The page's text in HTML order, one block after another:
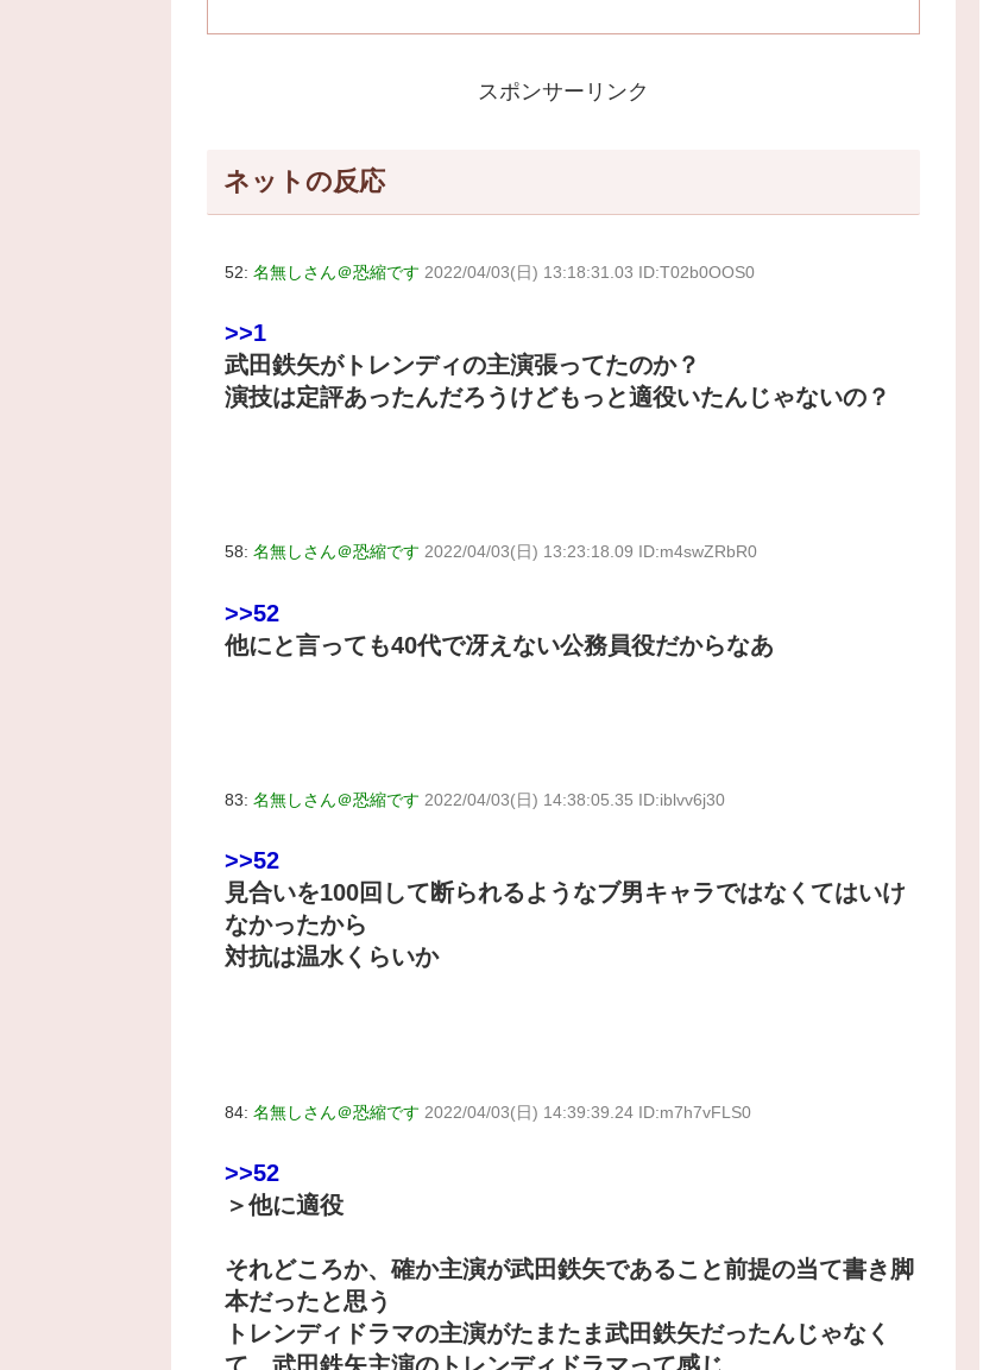
スポンサーリンク
ネットの反応
52: 名無しさん＠恐縮です 2022/04/03(日) 13:18:31.03 ID:T02b0OOS0
>>1
武田鉄矢がトレンディの主演張ってたのか？
演技は定評あったんだろうけどもっと適役いたんじゃないの？
58: 名無しさん＠恐縮です 2022/04/03(日) 13:23:18.09 ID:m4swZRbR0
>>52
他にと言っても40代で冴えない公務員役だからなあ
83: 名無しさん＠恐縮です 2022/04/03(日) 14:38:05.35 ID:iblvv6j30
>>52
見合いを100回して断られるようなブ男キャラではなくてはいけ
なかったから
対抗は温水くらいか
84: 名無しさん＠恐縮です 2022/04/03(日) 14:39:39.24 ID:m7h7vFLS0
>>52
＞他に適役
それどころか、確か主演が武田鉄矢であること前提の当て書き脚
本だったと思う
トレンディドラマの主演がたまたま武田鉄矢だったんじゃなく